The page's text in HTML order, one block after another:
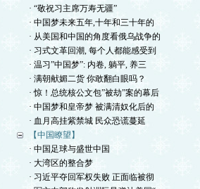
· “敬祝习主席万寿无疆”
· 中国梦未来五年,十年和三十年的
· 从美国和中国的角度看俄乌战争的
· 习式文革回潮, 每个人都能感受到
· 温习”中国梦”: 内卷, 躺平, 养三
· 满朝献媚二货 你敢翻白眼吗？
· 惊！总统核公文包”被劫”案的幕后
· 中国梦和皇帝梦 被满清奴化后的
· 血月高挂紫禁城 民众恐谎蔓延
【中国瞭望】
· 中国足球与盛世中国
· 大湾区的整合梦
· 习近平夺回军权失败 正面临被彻